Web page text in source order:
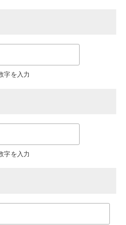
字を入力
字を入力